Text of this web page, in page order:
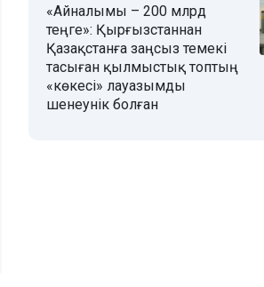
«Айналымы – 200 млрд
теңге»: Қырғызстаннан
Қазақстанға заңсыз темекі
тасыған қылмыстық топтың
«көкесі» лауазымды
шенеунік болған